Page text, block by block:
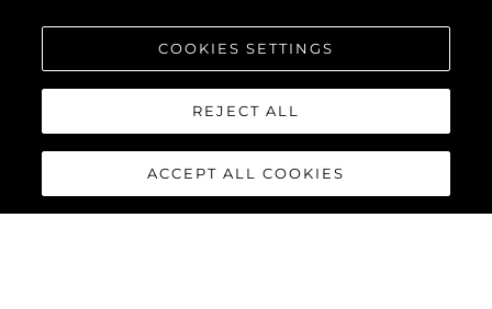
COOKIES SETTINGS
REJECT ALL
ACCEPT ALL COOKIES